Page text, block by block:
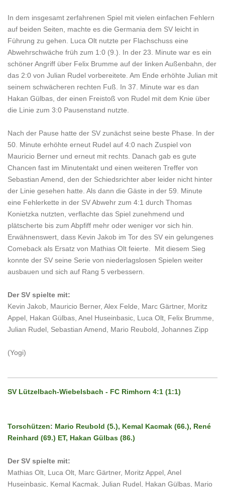
In dem insgesamt zerfahrenen Spiel mit vielen einfachen Fehlern
auf beiden Seiten, machte es die Germania dem SV leicht in
Führung zu gehen. Luca Olt nutzte per Flachschuss eine
Abwehrschwäche früh zum 1:0 (9.). In der 23. Minute war es ein
schöner Angriff über Felix Brumme auf der linken Außenbahn, der
das 2:0 von Julian Rudel vorbereitete. Am Ende erhöhte Julian mit
seinem schwächeren rechten Fuß. In 37. Minute war es dan
Hakan Gülbas, der einen Freistoß von Rudel mit dem Knie über
die Linie zum 3:0 Pausenstand nutzte.
Nach der Pause hatte der SV zunächst seine beste Phase. In der
50. Minute erhöhte erneut Rudel auf 4:0 nach Zuspiel von
Mauricio Berner und erneut mit rechts. Danach gab es gute
Chancen fast im Minutentakt und einen weiteren Treffer von
Sebastian Amend, den der Schiedsrichter aber leider nicht hinter
der Linie gesehen hatte. Als dann die Gäste in der 59. Minute
eine Fehlerkette in der SV Abwehr zum 4:1 durch Thomas
Konietzka nutzten, verflachte das Spiel zunehmend und
plätscherte bis zum Abpfiff mehr oder weniger vor sich hin.
Erwähnenswert, dass Kevin Jakob im Tor des SV ein gelungenes
Comeback als Ersatz von Mathias Olt feierte. Mit diesem Sieg
konnte der SV seine Serie von niederlagslosen Spielen weiter
ausbauen und sich auf Rang 5 verbessern.
Der SV spielte mit:
Kevin Jakob, Mauricio Berner, Alex Felde, Marc Gärtner, Moritz
Appel, Hakan Gülbas, Anel Huseinbasic, Luca Olt, Felix Brumme,
Julian Rudel, Sebastian Amend, Mario Reubold, Johannes Zipp
(Yogi)
SV Lützelbach-Wiebelsbach - FC Rimhorn 4:1 (1:1)
Torschützen: Mario Reubold (5.), Kemal Kacmak (66.), René
Reinhard (69.) ET, Hakan Gülbas (86.)
Der SV spielte mit:
Mathias Olt, Luca Olt, Marc Gärtner, Moritz Appel, Anel
Huseinbasic, Kemal Kacmak , Julian Rudel, Hakan Gülbas, Mario